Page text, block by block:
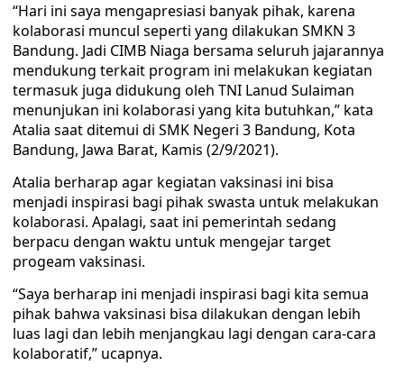
“Hari ini saya mengapresiasi banyak pihak, karena
kolaborasi muncul seperti yang dilakukan SMKN 3
Bandung. Jadi CIMB Niaga bersama seluruh jajarannya
mendukung terkait program ini melakukan kegiatan
termasuk juga didukung oleh TNI Lanud Sulaiman
menunjukan ini kolaborasi yang kita butuhkan,” kata
Atalia saat ditemui di SMK Negeri 3 Bandung, Kota
Bandung, Jawa Barat, Kamis (2/9/2021).
Atalia berharap agar kegiatan vaksinasi ini bisa
menjadi inspirasi bagi pihak swasta untuk melakukan
kolaborasi. Apalagi, saat ini pemerintah sedang
berpacu dengan waktu untuk mengejar target
progeam vaksinasi.
“Saya berharap ini menjadi inspirasi bagi kita semua
pihak bahwa vaksinasi bisa dilakukan dengan lebih
luas lagi dan lebih menjangkau lagi dengan cara-cara
kolaboratif,” ucapnya.